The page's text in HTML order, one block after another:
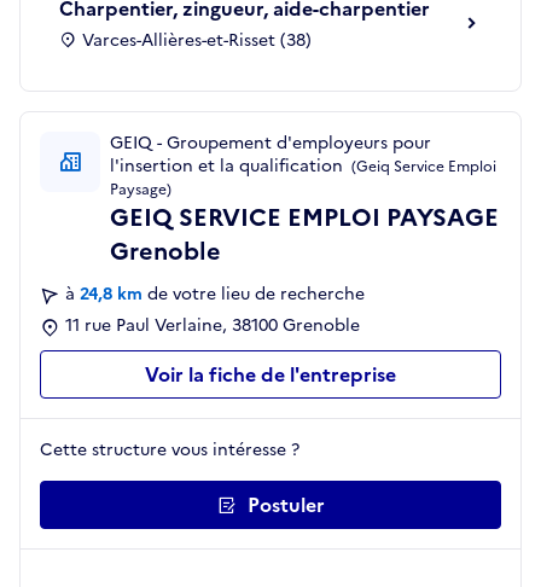
Charpentier, zingueur, aide-charpentier
Varces-Allières-et-Risset (38)
GEIQ - Groupement d'employeurs pour
l'insertion et la qualification (Geiq Service Emploi
Paysage)
GEIQ SERVICE EMPLOI PAYSAGE
Grenoble
à 24,8 km de votre lieu de recherche
11 rue Paul Verlaine, 38100 Grenoble
Voir la fiche de l'entreprise
Cette structure vous intéresse ?
Postuler